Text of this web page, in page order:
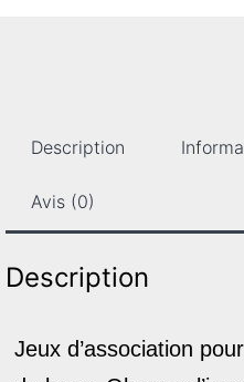
Description
Avis (0)
Description
Jeux d’association